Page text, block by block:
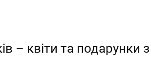
– квіти та подарунки